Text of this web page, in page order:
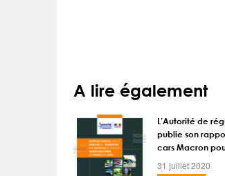
A lire également
L’Autorité de
publie son
cars Macron
31 juillet 2020